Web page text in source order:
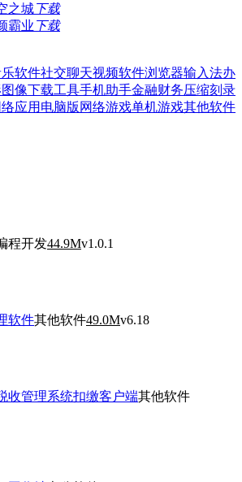
之城下载
霸业 下载
软件社交聊天视频软件浏览器输入法办
像下载工具手机助手金融财务压缩刻录
应用 电脑版 网络游戏单机游戏其他软件
程开发44.9Mv1.0.1
软件其他软件49.0Mv6.18
收管理系统扣缴客户端其他软件